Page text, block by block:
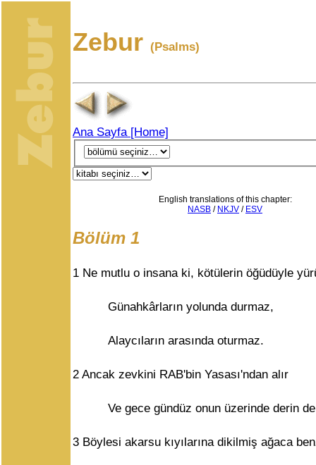
Zebur (Psalms)
Ana Sayfa [Home]
English translations of this chapter:
NASB / NKJV / ESV
Bölüm 1
1 Ne mutlu o insana ki, kötülerin öğüdüyle
Günahkârların yolunda durmaz,
Alaycıların arasında oturmaz.
2 Ancak zevkini RAB'bin Yasası'ndan alır
Ve gece gündüz onun üzerinde derin
3 Böylesi akarsu kıyılarına dikilmiş ağaca